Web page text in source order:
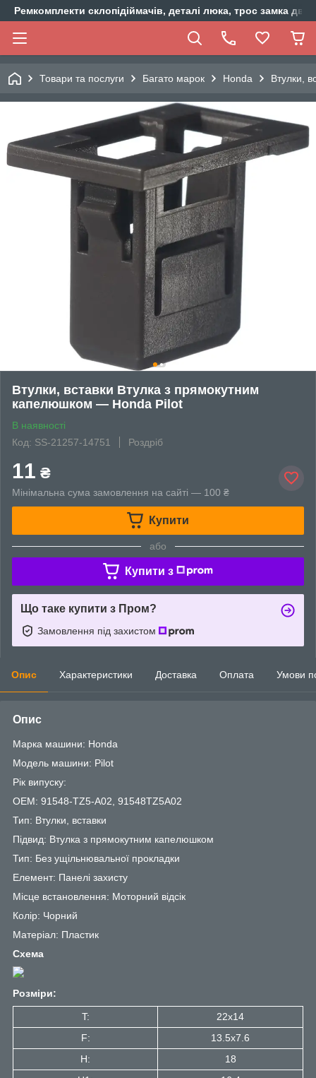
Ремкомплекти склопідіймачів, деталі люка, трос замка
Товари та послуги Багато марок Honda Втулки,
Втулки, вставки Втулка з прямокутним
капелюшком — Honda Pilot
В наявності
Код: SS-21257-14751
Роздріб
11 ₴
Мінімальна сума замовлення на сайті — 100 ₴
Купити
або
Купити з
Що таке купити з Пром?
Замовлення під захистом
Опис Характеристики Доставка Оплата Умови
Опис
Марка машини: Honda
Модель машини: Pilot
Рік випуску:
OEM: 91548-TZ5-A02, 91548TZ5A02
Тип: Втулки, вставки
Підвид: Втулка з прямокутним капелюшком
Тип: Без ущільнювальної прокладки
Елемент: Панелі захисту
Місце встановлення: Моторний відсік
Колір: Чорний
Матеріал: Пластик
Схема
Розміри:
T:
22x14
F:
13.5x7.6
H:
18